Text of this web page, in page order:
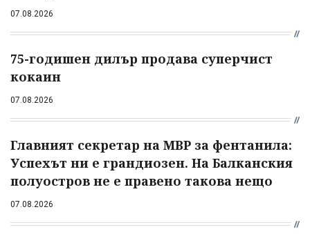
07.08.2026
75-годишен дилър продава суперчист
кокаин
07.08.2026
Главният секретар на МВР за фентанила:
Успехът ни е грандиозен. На Балканския
полуостров не е правено такова нещо
07.08.2026